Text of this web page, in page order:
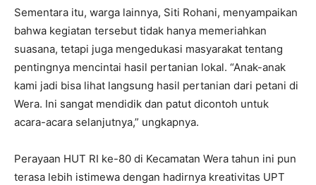
Sementara itu, warga lainnya, Siti Rohani, menyampaikan
bahwa kegiatan tersebut tidak hanya memeriahkan
suasana, tetapi juga mengedukasi masyarakat tentang
pentingnya mencintai hasil pertanian lokal. “Anak-anak
kami jadi bisa lihat langsung hasil pertanian dari petani di
Wera. Ini sangat mendidik dan patut dicontoh untuk
acara-acara selanjutnya,” ungkapnya.
Perayaan HUT RI ke-80 di Kecamatan Wera tahun ini pun
terasa lebih istimewa dengan hadirnya kreativitas UPT